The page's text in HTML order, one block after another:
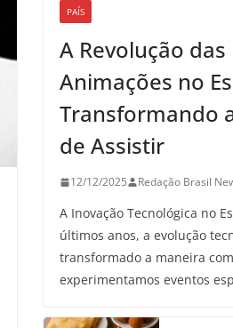
PAÍS
A Revolução das
Animações no
Transformando
de Assistir
12/12/2025 Redação Brasil
A Inovação Tecnológica no
últimos anos, a evolução
transformado a maneira
experimentamos eventos